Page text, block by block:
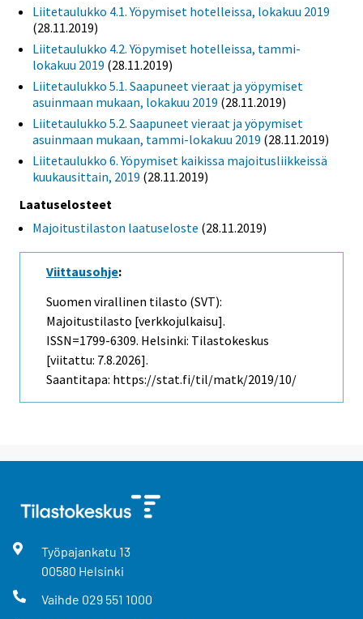
Liitetaulukko 4.1. Yöpymiset hotelleissa, lokakuu 2019
(28.11.2019)
Liitetaulukko 4.2. Yöpymiset hotelleissa, tammi-
lokakuu 2019 (28.11.2019)
Liitetaulukko 5.1. Saapuneet vieraat ja yöpymiset
asuinmaan mukaan, lokakuu 2019 (28.11.2019)
Liitetaulukko 5.2. Saapuneet vieraat ja yöpymiset
asuinmaan mukaan, tammi-lokakuu 2019 (28.11.2019)
Liitetaulukko 6. Yöpymiset kaikissa majoitusliikkeissä
kuukausittain, 2019 (28.11.2019)
Laatuselosteet
Majoitustilaston laatuseloste (28.11.2019)
Viittausohje:
Suomen virallinen tilasto (SVT):
Majoitustilasto [verkkojulkaisu].
ISSN=1799-6309. Helsinki: Tilastokeskus
[viitattu: 7.8.2026].
Saantitapa: https://stat.fi/til/matk/2019/10/
Työpajankatu 13
00580 Helsinki
Vaihde 029 551 1000